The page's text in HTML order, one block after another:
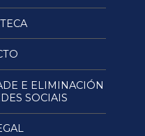
E ELIMINACIÓN
SOCIAIS